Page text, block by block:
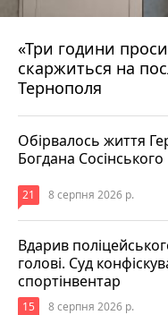
«Три години
скаржиться на
Тернополя
8 серпня 2026 р.
Обірвалось життя
Богдана Сосінського
21 8 серпня 2026 р.
Вдарив
голові. Суд
спортінвентар
15 8 серпня 2026 р.